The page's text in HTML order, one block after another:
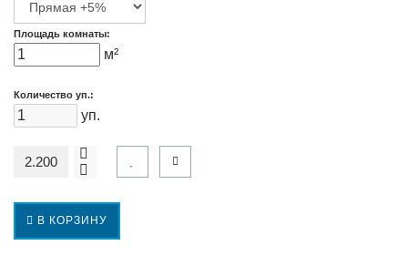
Площадь комнаты:
м²
Количество уп.:
уп.
В КОРЗИНУ